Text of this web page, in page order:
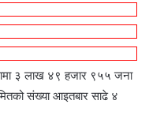
३ लाख ४९ हजार ९५५ जना
संख्या आइतबार साढे ४